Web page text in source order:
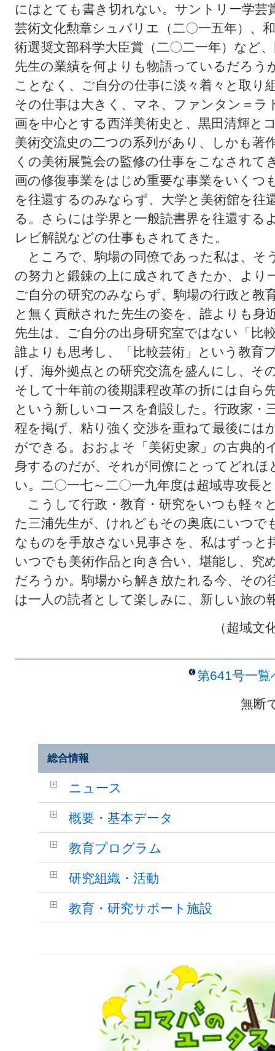
にはとても書き切れない。サントリー学芸
芸術文化勲章シュバリエ（二〇一五年）、
術選奨文部科学大臣賞（二〇二一年）など
先生の業績を何よりも物語っているだろう
ことなく、ご自分の仕事に淡々着々と取り
その仕事は大きく、マネ、ファンタン＝ラ
画を中心とする西洋美術史と、黒田清輝と
美術交流史の二つの系列があり、しかも著
くの美術展覧会の監修の仕事をこなされて
画の修復事業をはじめ重要な事業をいくつ
を往還するのみならず、大学と美術館を往
る。さらには学界と一般読書界を往還する
レビ解説などの仕事もされてきた。
ところで、駒場の同僚であった私は、そ
の努力と鍛錬の上に成されてきたか、より
ご自分の研究のみならず、駒場の行政と教
と無く貢献された先生の姿を、誰よりも身
先生は、ご自分の出身研究室ではない「比
誰よりも思考し、「比較芸術」という教育
げ、海外拠点との研究交流を盛んにし、そ
そして十年前の後期課程改革の折には自ら
という新しいコースを創設した。行政家・
程を掲げ、粘り強く交渉を重ねて最後には
ができる。おおよそ「美術史家」の古典的
身するのだが、それが同僚にとってどれ
い。二〇一七～二〇一九年度は超域専攻長
こうして行政・教育・研究をいつも軽々
た三浦先生が、けれどもその奥底にいつで
なものを手放さない見事さを、私はずっ
いつでも美術作品と向き合い、堪能し、究
だろうか。駒場から解き放たれる今、その
は一人の読者として楽しみに、新しい旅の
（超域
第641号一覧
無断
総合情報
ニュース
概要・基本データ
教育プログラム
研究組織・活動
教育・研究サポート施設